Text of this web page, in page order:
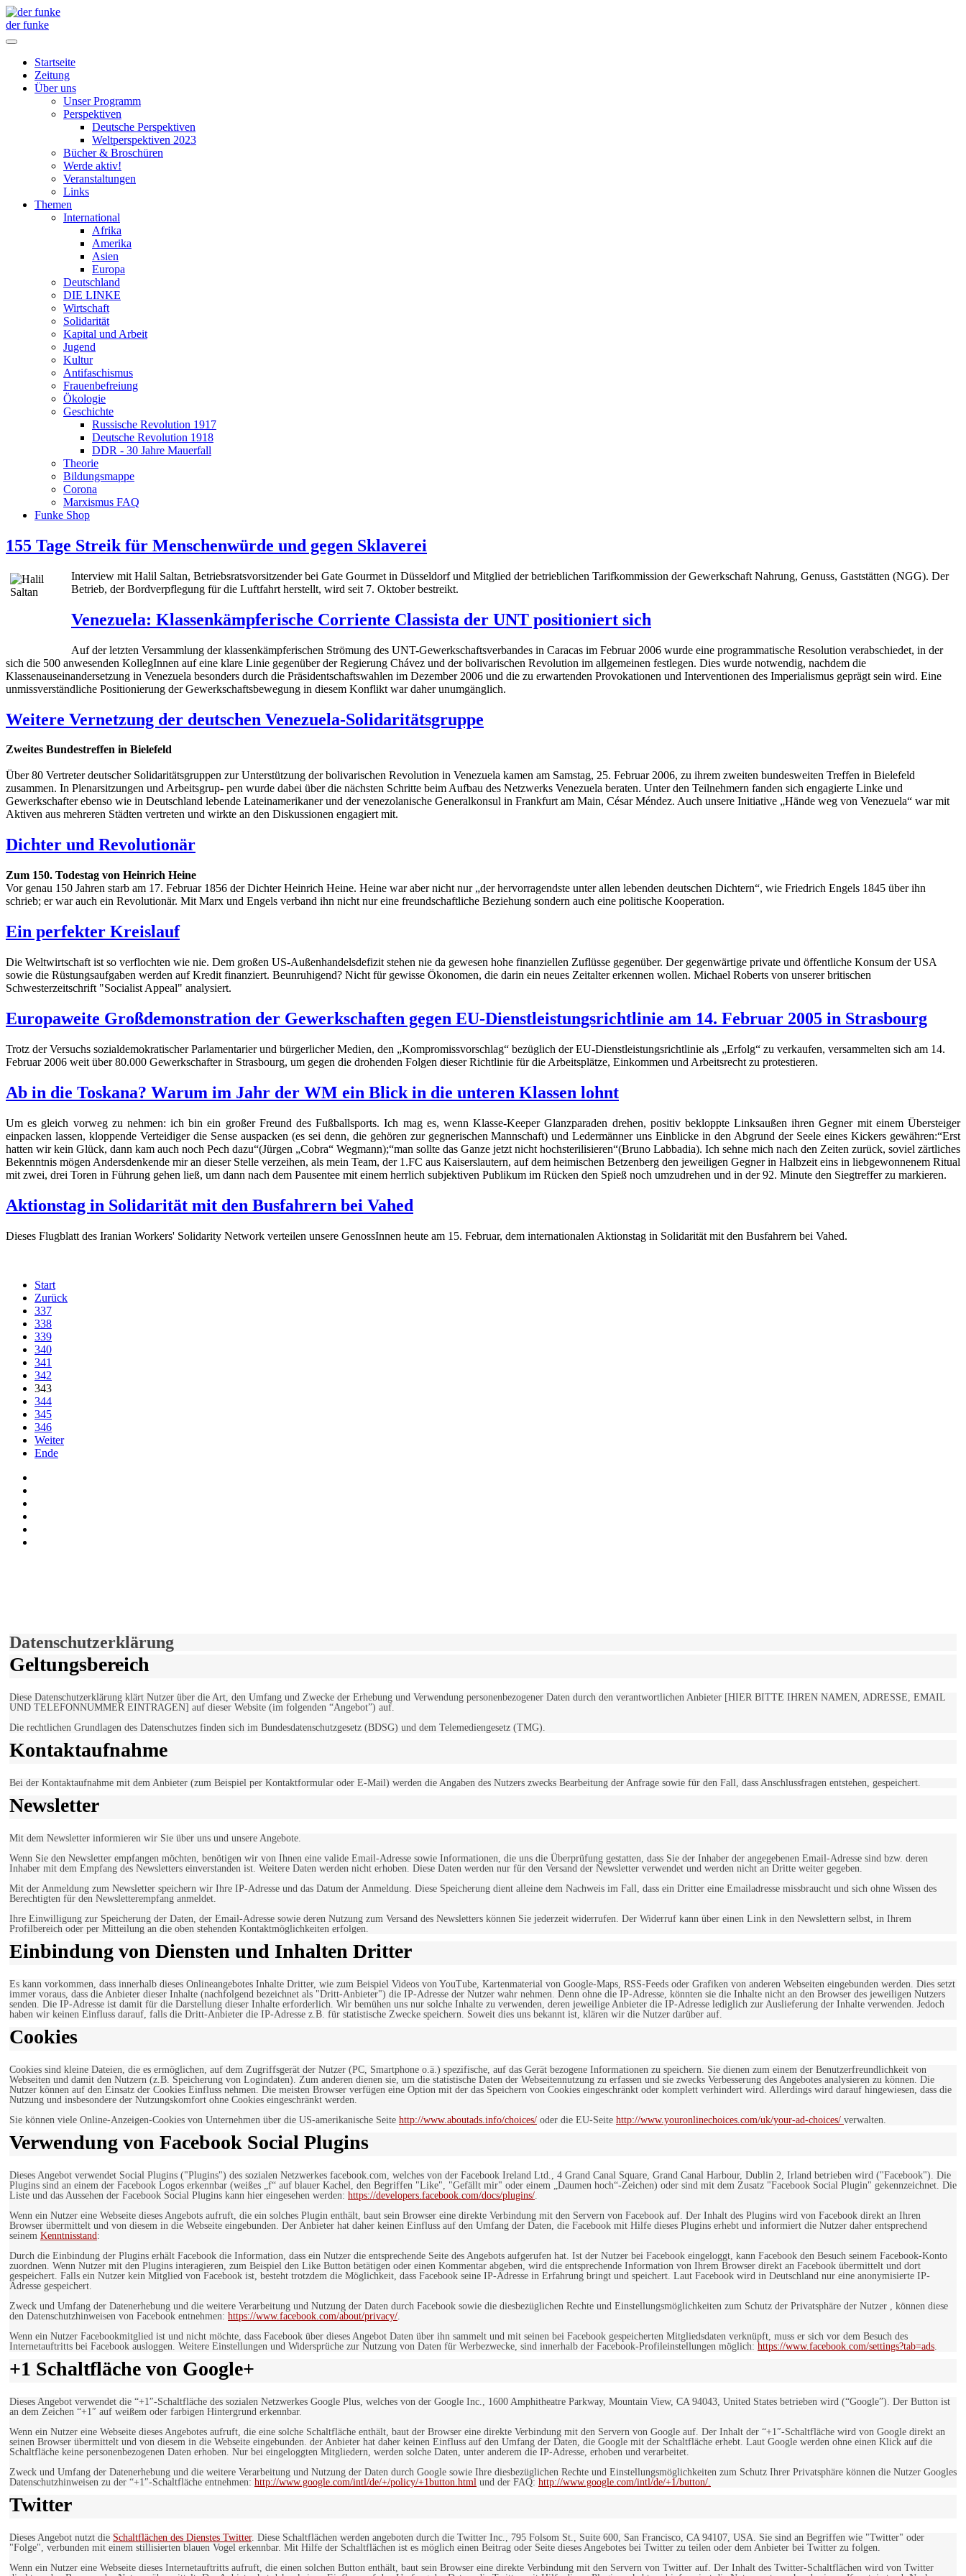
der funke
Startseite
Zeitung
Über uns
Unser Programm
Perspektiven
Deutsche Perspektiven
Weltperspektiven 2023
Bücher & Broschüren
Werde aktiv!
Veranstaltungen
Links
Themen
International
Afrika
Amerika
Asien
Europa
Deutschland
DIE LINKE
Wirtschaft
Solidarität
Kapital und Arbeit
Jugend
Kultur
Antifaschismus
Frauenbefreiung
Ökologie
Geschichte
Russische Revolution 1917
Deutsche Revolution 1918
DDR - 30 Jahre Mauerfall
Theorie
Bildungsmappe
Corona
Marxismus FAQ
Funke Shop
155 Tage Streik für Menschenwürde und gegen Sklaverei
Interview mit Halil Saltan, Betriebsratsvorsitzender bei Gate Gourmet in Düsseldorf und Mitglied der betrieblichen Tarifkommission der Gewerkschaft Nahrung, Genuss, Gaststätten (NGG). Der
Betrieb, der Bordverpflegung für die Luftfahrt herstellt, wird seit 7. Oktober bestreikt.
Venezuela: Klassenkämpferische Corriente Classista der UNT positioniert sich
Auf der letzten Versammlung der klassenkämpferischen Strömung des UNT-Gewerkschaftsverbandes in Caracas im Februar 2006 wurde eine programmatische Resolution verabschiedet, in der
sich die 500 anwesenden KollegInnen auf eine klare Linie gegenüber der Regierung Chávez und der bolivarischen Revolution im allgemeinen festlegen. Dies wurde notwendig, nachdem die
Klassenauseinandersetzung in Venezuela besonders durch die Präsidentschaftswahlen im Dezember 2006 und die zu erwartenden Provokationen und Interventionen des Imperialismus geprägt sein wird. Eine
unmissverständliche Positionierung der Gewerkschaftsbewegung in diesem Konflikt war daher unumgänglich.
Weitere Vernetzung der deutschen Venezuela-Solidaritätsgruppe
Zweites Bundestreffen in Bielefeld
Über 80 Vertreter deutscher Solidaritätsgruppen zur Unterstützung der bolivarischen Revolution in Venezuela kamen am Samstag, 25. Februar 2006, zu ihrem zweiten bundesweiten Treffen in Bielefeld
zusammen. In Plenarsitzungen und Arbeitsgrup- pen wurde dabei über die nächsten Schritte beim Aufbau des Netzwerks Venezuela beraten. Unter den Teilnehmern fanden sich engagierte Linke und
Gewerkschafter ebenso wie in Deutschland lebende Lateinamerikaner und der venezolanische Generalkonsul in Frankfurt am Main, César Méndez. Auch unsere Initiative „Hände weg von Venezuela“ war mit
Aktiven aus mehreren Städten vertreten und wirkte an den Diskussionen engagiert mit.
Dichter und Revolutionär
Zum 150. Todestag von Heinrich Heine
Vor genau 150 Jahren starb am 17. Februar 1856 der Dichter Heinrich Heine. Heine war aber nicht nur „der hervorragendste unter allen lebenden deutschen Dichtern“, wie Friedrich Engels 1845 über ihn
schrieb; er war auch ein Revolutionär. Mit Marx und Engels verband ihn nicht nur eine freundschaftliche Beziehung sondern auch eine politische Kooperation.
Ein perfekter Kreislauf
Die Weltwirtschaft ist so verflochten wie nie. Dem großen US-Außenhandelsdefizit stehen nie da gewesen hohe finanziellen Zuflüsse gegenüber. Der gegenwärtige private und öffentliche Konsum der USA
sowie die Rüstungsaufgaben werden auf Kredit finanziert. Beunruhigend? Nicht für gewisse Ökonomen, die darin ein neues Zeitalter erkennen wollen. Michael Roberts von unserer britischen
Schwesterzeitschrift "Socialist Appeal" analysiert.
Europaweite Großdemonstration der Gewerkschaften gegen EU-Dienstleistungsrichtlinie am 14. Februar 2005 in Strasbourg
Trotz der Versuchs sozialdemokratischer Parlamentarier und bürgerlicher Medien, den „Kompromissvorschlag“ bezüglich der EU-Dienstleistungsrichtlinie als „Erfolg“ zu verkaufen, versammelten sich am 14.
Februar 2006 weit über 80.000 Gewerkschafter in Strasbourg, um gegen die drohenden Folgen dieser Richtlinie für die Arbeitsplätze, Einkommen und Arbeitsrecht zu protestieren.
Ab in die Toskana? Warum im Jahr der WM ein Blick in die unteren Klassen lohnt
Um es gleich vorweg zu nehmen: ich bin ein großer Freund des Fußballsports. Ich mag es, wenn Klasse-Keeper Glanzparaden drehen, positiv bekloppte Linksaußen ihren Gegner mit einem Übersteiger
einpacken lassen, kloppende Verteidiger die Sense auspacken (es sei denn, die gehören zur gegnerischen Mannschaft) und Ledermänner uns Einblicke in den Abgrund der Seele eines Kickers gewähren:“Erst
hatten wir kein Glück, dann kam auch noch Pech dazu“(Jürgen „Cobra“ Wegmann);“man sollte das Ganze jetzt nicht hochsterilisieren“(Bruno Labbadia). Ich sehne mich nach den Zeiten zurück, soviel zärtliches
Bekenntnis mögen Andersdenkende mir an dieser Stelle verzeihen, als mein Team, der 1.FC aus Kaiserslautern, auf dem heimischen Betzenberg den jeweiligen Gegner in Halbzeit eins in liebgewonnenem Ritual
mit zwei, drei Toren in Führung gehen ließ, um dann nach dem Pausentee mit einem herrlich subjektiven Publikum im Rücken den Spieß noch umzudrehen und in der 92. Minute den Siegtreffer zu markieren.
Aktionstag in Solidarität mit den Busfahrern bei Vahed
Dieses Flugblatt des Iranian Workers' Solidarity Network verteilen unsere GenossInnen heute am 15. Februar, dem internationalen Aktionstag in Solidarität mit den Busfahrern bei Vahed.
Start
Zurück
337
338
339
340
341
342
343
344
345
346
Weiter
Ende
Datenschutzerklärung
Geltungsbereich
Diese Datenschutzerklärung klärt Nutzer über die Art, den Umfang und Zwecke der Erhebung und Verwendung personenbezogener Daten durch den verantwortlichen Anbieter [HIER BITTE IHREN NAMEN, ADRESSE, EMAIL
UND TELEFONNUMMER EINTRAGEN] auf dieser Website (im folgenden “Angebot”) auf.
Die rechtlichen Grundlagen des Datenschutzes finden sich im Bundesdatenschutzgesetz (BDSG) und dem Telemediengesetz (TMG).
Kontaktaufnahme
Bei der Kontaktaufnahme mit dem Anbieter (zum Beispiel per Kontaktformular oder E-Mail) werden die Angaben des Nutzers zwecks Bearbeitung der Anfrage sowie für den Fall, dass Anschlussfragen entstehen, gespeichert.
Newsletter
Mit dem Newsletter informieren wir Sie über uns und unsere Angebote.
Wenn Sie den Newsletter empfangen möchten, benötigen wir von Ihnen eine valide Email-Adresse sowie Informationen, die uns die Überprüfung gestatten, dass Sie der Inhaber der angegebenen Email-Adresse sind bzw. deren
Inhaber mit dem Empfang des Newsletters einverstanden ist. Weitere Daten werden nicht erhoben. Diese Daten werden nur für den Versand der Newsletter verwendet und werden nicht an Dritte weiter gegeben.
Mit der Anmeldung zum Newsletter speichern wir Ihre IP-Adresse und das Datum der Anmeldung. Diese Speicherung dient alleine dem Nachweis im Fall, dass ein Dritter eine Emailadresse missbraucht und sich ohne Wissen des
Berechtigten für den Newsletterempfang anmeldet.
Ihre Einwilligung zur Speicherung der Daten, der Email-Adresse sowie deren Nutzung zum Versand des Newsletters können Sie jederzeit widerrufen. Der Widerruf kann über einen Link in den Newslettern selbst, in Ihrem
Profilbereich oder per Mitteilung an die oben stehenden Kontaktmöglichkeiten erfolgen.
Einbindung von Diensten und Inhalten Dritter
Es kann vorkommen, dass innerhalb dieses Onlineangebotes Inhalte Dritter, wie zum Beispiel Videos von YouTube, Kartenmaterial von Google-Maps, RSS-Feeds oder Grafiken von anderen Webseiten eingebunden werden. Dies setzt
immer voraus, dass die Anbieter dieser Inhalte (nachfolgend bezeichnet als "Dritt-Anbieter") die IP-Adresse der Nutzer wahr nehmen. Denn ohne die IP-Adresse, könnten sie die Inhalte nicht an den Browser des jeweiligen Nutzers
senden. Die IP-Adresse ist damit für die Darstellung dieser Inhalte erforderlich. Wir bemühen uns nur solche Inhalte zu verwenden, deren jeweilige Anbieter die IP-Adresse lediglich zur Auslieferung der Inhalte verwenden. Jedoch
haben wir keinen Einfluss darauf, falls die Dritt-Anbieter die IP-Adresse z.B. für statistische Zwecke speichern. Soweit dies uns bekannt ist, klären wir die Nutzer darüber auf.
Cookies
Cookies sind kleine Dateien, die es ermöglichen, auf dem Zugriffsgerät der Nutzer (PC, Smartphone o.ä.) spezifische, auf das Gerät bezogene Informationen zu speichern. Sie dienen zum einem der Benutzerfreundlichkeit von
Webseiten und damit den Nutzern (z.B. Speicherung von Logindaten). Zum anderen dienen sie, um die statistische Daten der Webseitennutzung zu erfassen und sie zwecks Verbesserung des Angebotes analysieren zu können. Die
Nutzer können auf den Einsatz der Cookies Einfluss nehmen. Die meisten Browser verfügen eine Option mit der das Speichern von Cookies eingeschränkt oder komplett verhindert wird. Allerdings wird darauf hingewiesen, dass die
Nutzung und insbesondere der Nutzungskomfort ohne Cookies eingeschränkt werden.
Sie können viele Online-Anzeigen-Cookies von Unternehmen über die US-amerikanische Seite http://www.aboutads.info/choices/ oder die EU-Seite http://www.youronlinechoices.com/uk/your-ad-choices/ verwalten.
Verwendung von Facebook Social Plugins
Dieses Angebot verwendet Social Plugins ("Plugins") des sozialen Netzwerkes facebook.com, welches von der Facebook Ireland Ltd., 4 Grand Canal Square, Grand Canal Harbour, Dublin 2, Irland betrieben wird ("Facebook"). Die
Plugins sind an einem der Facebook Logos erkennbar (weißes „f“ auf blauer Kachel, den Begriffen "Like", "Gefällt mir" oder einem „Daumen hoch“-Zeichen) oder sind mit dem Zusatz "Facebook Social Plugin" gekennzeichnet. Die
Liste und das Aussehen der Facebook Social Plugins kann hier eingesehen werden: https://developers.facebook.com/docs/plugins/.
Wenn ein Nutzer eine Webseite dieses Angebots aufruft, die ein solches Plugin enthält, baut sein Browser eine direkte Verbindung mit den Servern von Facebook auf. Der Inhalt des Plugins wird von Facebook direkt an Ihren
Browser übermittelt und von diesem in die Webseite eingebunden. Der Anbieter hat daher keinen Einfluss auf den Umfang der Daten, die Facebook mit Hilfe dieses Plugins erhebt und informiert die Nutzer daher entsprechend
seinem Kenntnisstand:
Durch die Einbindung der Plugins erhält Facebook die Information, dass ein Nutzer die entsprechende Seite des Angebots aufgerufen hat. Ist der Nutzer bei Facebook eingeloggt, kann Facebook den Besuch seinem Facebook-Konto
zuordnen. Wenn Nutzer mit den Plugins interagieren, zum Beispiel den Like Button betätigen oder einen Kommentar abgeben, wird die entsprechende Information von Ihrem Browser direkt an Facebook übermittelt und dort
gespeichert. Falls ein Nutzer kein Mitglied von Facebook ist, besteht trotzdem die Möglichkeit, dass Facebook seine IP-Adresse in Erfahrung bringt und speichert. Laut Facebook wird in Deutschland nur eine anonymisierte IP-
Adresse gespeichert.
Zweck und Umfang der Datenerhebung und die weitere Verarbeitung und Nutzung der Daten durch Facebook sowie die diesbezüglichen Rechte und Einstellungsmöglichkeiten zum Schutz der Privatsphäre der Nutzer , können diese
den Datenschutzhinweisen von Facebook entnehmen: https://www.facebook.com/about/privacy/.
Wenn ein Nutzer Facebookmitglied ist und nicht möchte, dass Facebook über dieses Angebot Daten über ihn sammelt und mit seinen bei Facebook gespeicherten Mitgliedsdaten verknüpft, muss er sich vor dem Besuch des
Internetauftritts bei Facebook ausloggen. Weitere Einstellungen und Widersprüche zur Nutzung von Daten für Werbezwecke, sind innerhalb der Facebook-Profileinstellungen möglich: https://www.facebook.com/settings?tab=ads.
+1 Schaltfläche von Google+
Dieses Angebot verwendet die “+1″-Schaltfläche des sozialen Netzwerkes Google Plus, welches von der Google Inc., 1600 Amphitheatre Parkway, Mountain View, CA 94043, United States betrieben wird (“Google”). Der Button ist
an dem Zeichen “+1″ auf weißem oder farbigen Hintergrund erkennbar.
Wenn ein Nutzer eine Webseite dieses Angebotes aufruft, die eine solche Schaltfläche enthält, baut der Browser eine direkte Verbindung mit den Servern von Google auf. Der Inhalt der “+1″-Schaltfläche wird von Google direkt an
seinen Browser übermittelt und von diesem in die Webseite eingebunden. der Anbieter hat daher keinen Einfluss auf den Umfang der Daten, die Google mit der Schaltfläche erhebt. Laut Google werden ohne einen Klick auf die
Schaltfläche keine personenbezogenen Daten erhoben. Nur bei eingeloggten Mitgliedern, werden solche Daten, unter anderem die IP-Adresse, erhoben und verarbeitet.
Zweck und Umfang der Datenerhebung und die weitere Verarbeitung und Nutzung der Daten durch Google sowie Ihre diesbezüglichen Rechte und Einstellungsmöglichkeiten zum Schutz Ihrer Privatsphäre können die Nutzer Googles
Datenschutzhinweisen zu der “+1″-Schaltfläche entnehmen: http://www.google.com/intl/de/+/policy/+1button.html und der FAQ: http://www.google.com/intl/de/+1/button/.
Twitter
Dieses Angebot nutzt die Schaltflächen des Dienstes Twitter. Diese Schaltflächen werden angeboten durch die Twitter Inc., 795 Folsom St., Suite 600, San Francisco, CA 94107, USA. Sie sind an Begriffen wie "Twitter" oder
"Folge", verbunden mit einem stillisierten blauen Vogel erkennbar. Mit Hilfe der Schaltflächen ist es möglich einen Beitrag oder Seite dieses Angebotes bei Twitter zu teilen oder dem Anbieter bei Twitter zu folgen.
Wenn ein Nutzer eine Webseite dieses Internetauftritts aufruft, die einen solchen Button enthält, baut sein Browser eine direkte Verbindung mit den Servern von Twitter auf. Der Inhalt des Twitter-Schaltflächen wird von Twitter